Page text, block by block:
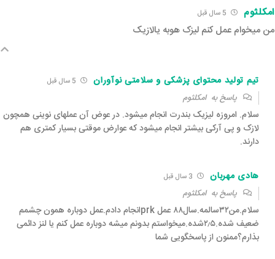
امکلثوم
من میخوام عمل کنم لیزک هوبه یالازیک
تیم تولید محتوای پزشکی و سلامتی نوآوران
پاسخ بهامکلثوم
سلام. امروزه لیزیک بندرت انجام میشود. در عوض آن عملهای نوینی همچون
لازک و پی آرکی بیشتر انجام میشود که عوارض موقتی بسیار کمتری هم
دارند.
هادی مهربان
پاسخ بهامکلثوم
سلام.من۳۲سالمه.سال۸۸ عمل prkانجام دادم.عمل دوباره همون چشمم
ضعیف شده.۲٫۵شده.میخواستم بدونم میشه دوباره عمل کنم یا لنز دائمی
بذارم؟ممنون از پاسخگویی شما